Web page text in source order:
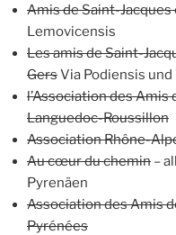
Amis de Saint-Jacques
Lemovicensis
Les amis de Saint-
GersVia Podiensis und
l’Association des Amis
Languedoc-Roussillon
Association Rhône-
Au cœur du chemin –
Pyrenäen
Association des Amis
Pyrénées